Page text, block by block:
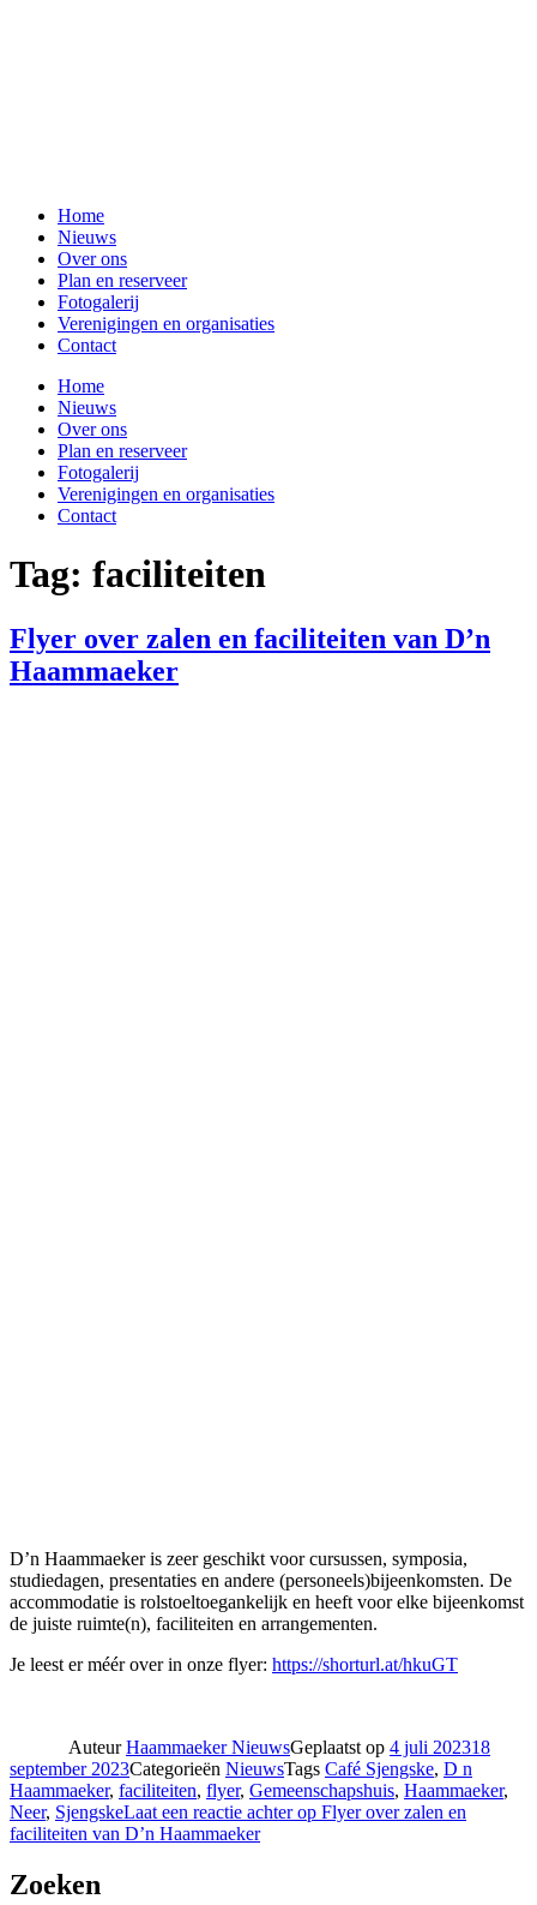
Home
Nieuws
Over ons
Plan en reserveer
Fotogalerij
Verenigingen en organisaties
Contact
Home
Nieuws
Over ons
Plan en reserveer
Fotogalerij
Verenigingen en organisaties
Contact
Tag: faciliteiten
Flyer over zalen en faciliteiten van D’n
Haammaeker
D’n Haammaeker is zeer geschikt voor cursussen, symposia,
studiedagen, presentaties en andere (personeels)bijeenkomsten. De
accommodatie is rolstoeltoegankelijk en heeft voor elke bijeenkomst
de juiste ruimte(n), faciliteiten en arrangementen.
Je leest er méér over in onze flyer: https://shorturl.at/hkuGT
AuteurHaammaeker NieuwsGeplaatst op 4 juli 202318
september 2023Categorieën NieuwsTags Café Sjengske, D n
Haammaeker, faciliteiten, flyer, Gemeenschapshuis, Haammaeker,
Neer, SjengskeLaat een reactie achterop Flyer over zalen en
faciliteiten van D’n Haammaeker
Zoeken